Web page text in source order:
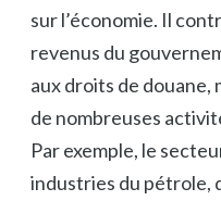
sur l’économie. Il
revenus du
aux droits de douane,
de nombreuses
Par exemple, le
industries du pétrole,